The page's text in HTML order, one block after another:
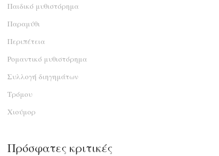
Παιδικό μυθιστόρημα
Παραμύθι
Περιπέτεια
Ρομαντικό μυθιστόρημα
Συλλογή διηγημάτων
Τρόμου
Χιούμορ
Πρόσφατες κριτικές